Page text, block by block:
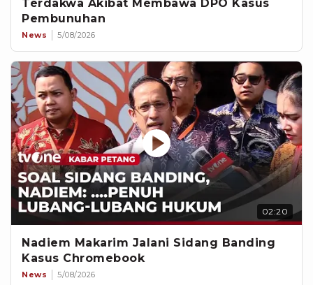
Terdakwa Akibat Membawa DPO Kasus
Pembunuhan
News 5/08/2026
02:20
Nadiem Makarim Jalani Sidang Banding
Kasus Chromebook
News 5/08/2026